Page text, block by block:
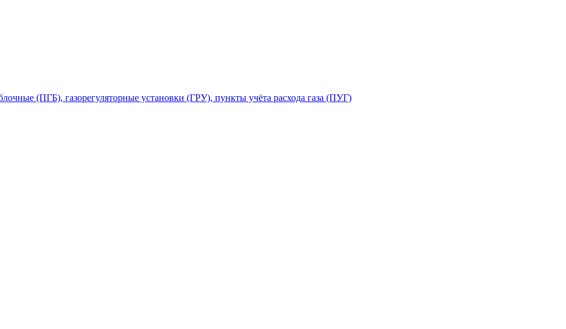
(ПГБ), газорегуляторные установки (ГРУ), пункты учёта расхода газа (ПУГ)